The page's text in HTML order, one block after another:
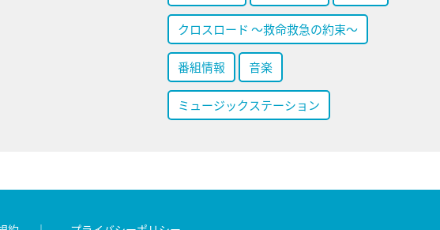
クロスロード ～救命救急の約束～
番組情報 音楽
ミュージックステーション